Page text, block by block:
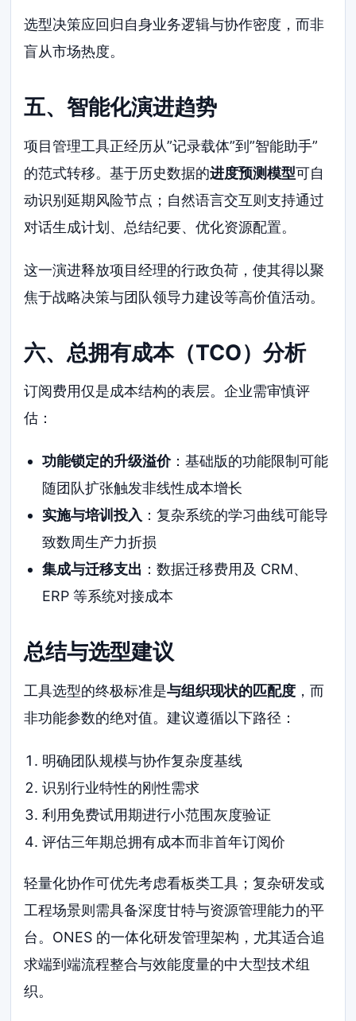
选型决策应回归自身业务逻辑与协作密度，而非
盲从市场热度。
五、智能化演进趋势
项目管理工具正经历从”记录载体”到”智能助手”
的范式转移。基于历史数据的进度预测模型可自
动识别延期风险节点；自然语言交互则支持通过
对话生成计划、总结纪要、优化资源配置。
这一演进释放项目经理的行政负荷，使其得以聚
焦于战略决策与团队领导力建设等高价值活动。
六、总拥有成本（TCO）分析
订阅费用仅是成本结构的表层。企业需审慎评
估：
功能锁定的升级溢价：基础版的功能限制可能
随团队扩张触发非线性成本增长
实施与培训投入 ：复杂系统的学习曲线可能导
致数周生产力折损
集成与迁移支出 ：数据迁移费用及 CRM、
ERP 等系统对接成本
总结与选型建议
工具选型的终极标准是与组织现状的匹配度 ，而
非功能参数的绝对值。建议遵循以下路径：
明确团队规模与协作复杂度基线
识别行业特性的刚性需求
利用免费试用期进行小范围灰度验证
评估三年期总拥有成本而非首年订阅价
轻量化协作可优先考虑看板类工具；复杂研发或
工程场景则需具备深度甘特与资源管理能力的平
台。ONES 的一体化研发管理架构，尤其适合追
求端到端流程整合与效能度量的中大型技术组
织。